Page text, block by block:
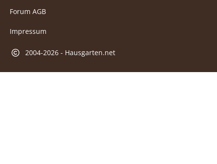
Forum AGB
Impressum
2004-2026 - Hausgarten.net